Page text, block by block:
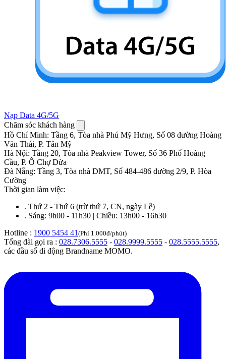
Nạp Data 4G/5G
Chăm sóc khách hàng
Hồ Chí Minh: Tầng 6, Tòa nhà Phú Mỹ Hưng, Số 08 đường Hoàng
Văn Thái, P. Tân Mỹ
Hà Nội: Tầng 20, Tòa nhà Peakview Tower, Số 36 Phố Hoàng
Cầu, P. Ô Chợ Dừa
Đà Nẵng: Tầng 3, Tòa nhà DMT, Số 484-486 đường 2/9, P. Hòa
Cường
Thời gian làm việc:
. Thứ 2 - Thứ 6 (trừ thứ 7, CN, ngày Lễ)
. Sáng: 9h00 - 11h30 | Chiều: 13h00 - 16h30
Hotline : 1900 5454 41(Phí 1.000đ/phút)
Tổng đài gọi ra : 028.7306.5555 - 028.9999.5555 - 028.5555.5555,
các đầu số di động Brandname MOMO.